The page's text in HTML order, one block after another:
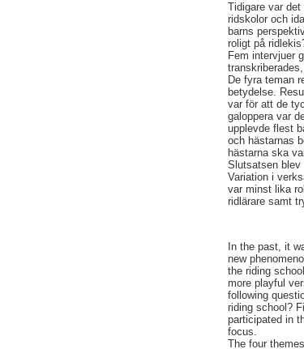
Tidigare var
ridskolor och
barns
roligt på
Fem intervjuer
De fyra teman
betydelse.
var för att de
galoppera var
upplevde flest
och hästarnas
hästarna ska
Slutsatsen blev
Variation i
var minst lika
ridlärare samt
In the past, it
new
the riding
more playful
following
riding school?
participated in
focus.
The four